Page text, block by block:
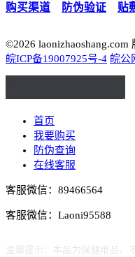
购买渠道 防伪验证 贴
©2026
皖ICP备19007925号-4 皖公
首页
我要购买
防伪查询
在线客服
客服微信：89466564
客服微信：Laoni95588
温馨提示：本品为保健用品，